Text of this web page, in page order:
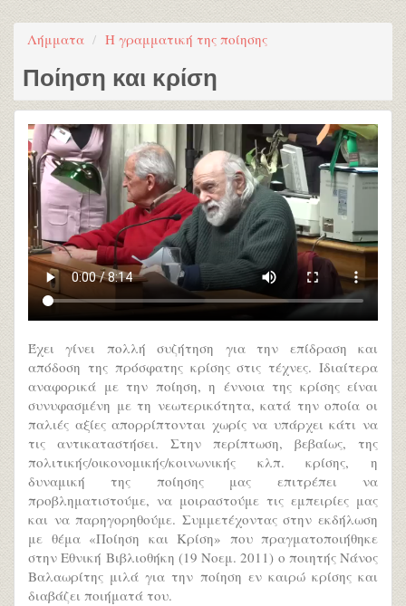
Λήμματα Η γραμματική της ποίησης
Ποίηση και κρίση
Έχει γίνει πολλή συζήτηση για την επίδραση και
απόδοση της πρόσφατης κρίσης στις τέχνες. Ιδιαίτερα
αναφορικά με την ποίηση, η έννοια της κρίσης είναι
συνυφασμένη με τη νεωτερικότητα, κατά την οποία οι
παλιές αξίες απορρίπτονται χωρίς να υπάρχει κάτι να
τις αντικαταστήσει. Στην περίπτωση, βεβαίως, της
πολιτικής/οικονομικής/κοινωνικής κλπ. κρίσης, η
δυναμική της ποίησης μας επιτρέπει να
προβληματιστούμε, να μοιραστούμε τις εμπειρίες μας
και να παρηγορηθούμε. Συμμετέχοντας στην εκδήλωση
με θέμα «Ποίηση και Κρίση» που πραγματοποιήθηκε
στην Εθνική Βιβλιοθήκη (19 Νοεμ. 2011) ο ποιητής Νάνος
Βαλαωρίτης μιλά για την ποίηση εν καιρώ κρίσης και
διαβάζει ποιήματά του.